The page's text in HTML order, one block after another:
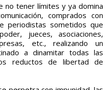
no tener límites y ya domina
comprados con
periodistas sometidos que
jueces, asociaciones,
etc., realizando un
a dinamitar todas las
reductos de libertad de